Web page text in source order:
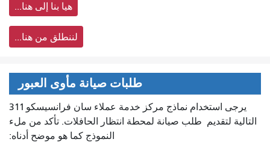
هيا بنا إلى هنا...
لننطلق من هنا...
طلبات صيانة مأوى العبور
يرجى استخدام نماذج مركز خدمة عملاء سان فرانسيسكو 311
التالية لتقديم طلب صيانة لمحطة انتظار الحافلات. تأكد من ملء
النموذج كما هو موضح أدناه: